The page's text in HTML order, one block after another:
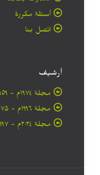
أسئلة مكررة
اتصل بنا
أرشيف
مجلة ۱۹۷٤م - ١٩٥٩م
مجلة ۱۹۹٦م - ۱۹۷۵م
مجلة ۲۰۲٤م - ۱۹۹۷م